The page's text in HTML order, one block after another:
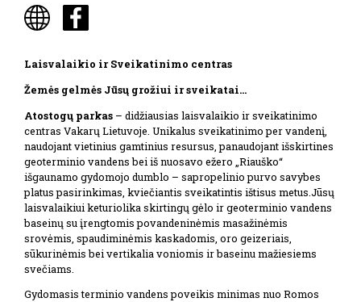
Laisvalaikio ir Sveikatinimo centras
Žemės gelmės Jūsų grožiui ir sveikatai…
Atostogų parkas – didžiausias laisvalaikio ir sveikatinimo
centras Vakarų Lietuvoje. Unikalus sveikatinimo per vandenį,
naudojant vietinius gamtinius resursus, panaudojant išskirtines
geoterminio vandens bei iš nuosavo ežero „Riauško“
išgaunamo gydomojo dumblo – sapropelinio purvo savybes
platus pasirinkimas, kviečiantis sveikatintis ištisus metus.Jūsų
laisvalaikiui keturiolika skirtingų gėlo ir geoterminio vandens
baseinų su įrengtomis povandeninėmis masažinėmis
srovėmis, spaudiminėmis kaskadomis, oro geizeriais,
sūkurinėmis bei vertikalia voniomis ir baseinu mažiesiems
svečiams.
Gydomasis terminio vandens poveikis minimas nuo Romos